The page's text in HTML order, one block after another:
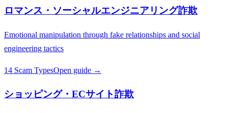
ロマンス・ソーシャルエンジニアリング詐欺
Emotional manipulation through fake relationships and social
engineering tactics
14 Scam TypesOpen guide →
ショッピング・ECサイト詐欺